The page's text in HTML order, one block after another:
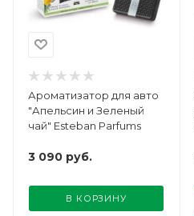
Ароматизатор для авто
"Апельсин и Зеленый
чай" Esteban Parfums
3 090 руб.
В КОРЗИНУ